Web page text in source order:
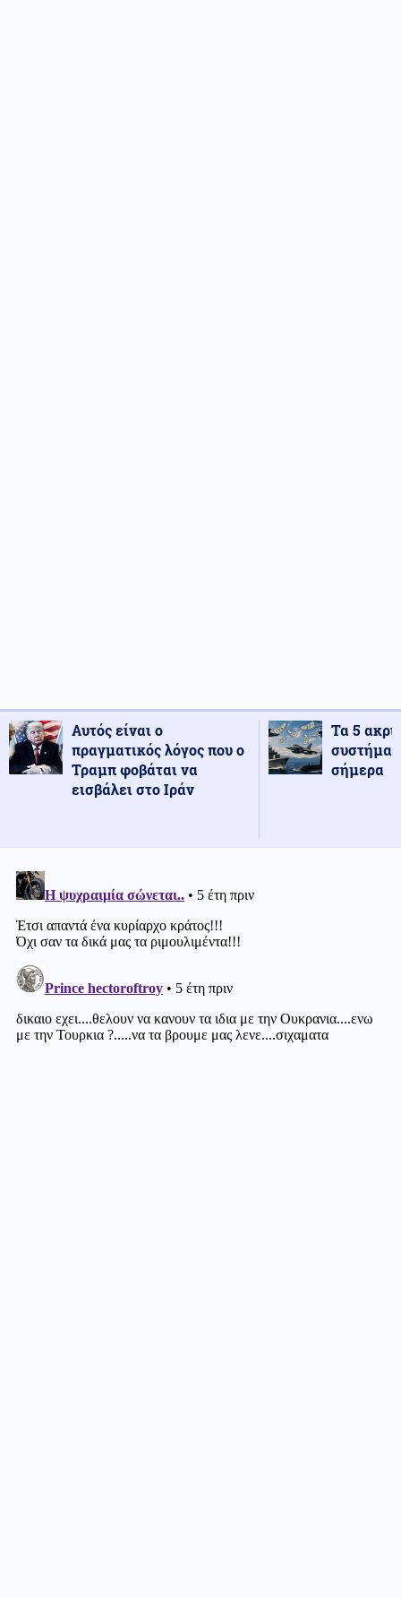
Αυτός είναι ο
πραγματικός λόγος που ο
Τραμπ φοβάται να
εισβάλει στο Ιράν
Τα 5
σήμερα